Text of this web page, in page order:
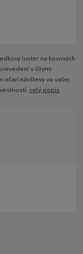
luster na kovových
s čírymi
očarí návštevy vo vašej
celý popis